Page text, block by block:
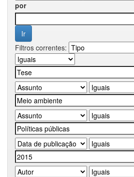
por
Filtros correntes: